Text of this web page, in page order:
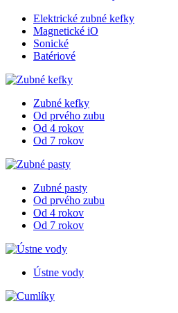
Elektrické zubné kefky
Magnetické iO
Sonické
Batériové
Zubné kefky
Od prvého zubu
Od 4 rokov
Od 7 rokov
Zubné pasty
Od prvého zubu
Od 4 rokov
Od 7 rokov
Ústne vody